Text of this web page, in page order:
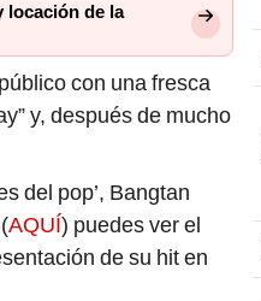
locación de la
con una fresca
y, después de mucho
del pop’, Bangtan
AQUÍ) puedes ver el
de su hit en